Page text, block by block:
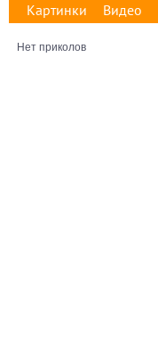
Картинки Видео
Нет приколов